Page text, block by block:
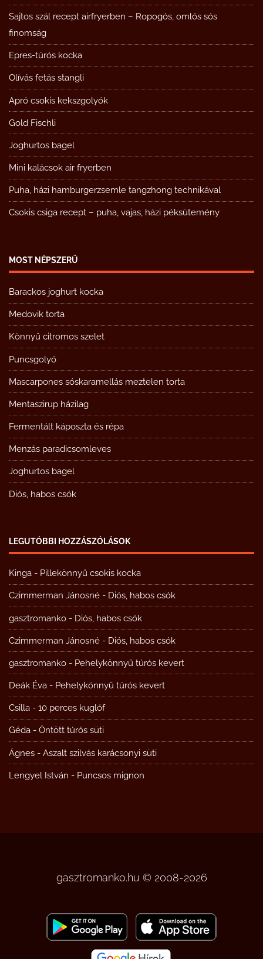
Sajtos szál recept airfryerben – Ropogós, omlós sós
finomság
Epres-túrós kocka
Olívás fetás stangli
Apró csokis kekszgolyók
Gold Fischli
Joghurtos bagel
Mini kalácsok air fryerben
Puha, házi hamburgerzsemle tangzhong technikával
Csokis csiga recept – puha, vajas, házi péksütemény
MOST NÉPSZERŰ
Barackos joghurt kocka
Medovik torta
Könnyű citromos szelet
Puncsgolyó
Mascarpones sóskaramellás meztelen torta
Mentaszirup házilag
Fermentált káposzta és répa
Menzás paradicsomleves
Joghurtos bagel
Diós, habos csók
LEGUTÓBBI HOZZÁSZÓLÁSOK
Kinga - Pillekönnyű csokis kocka
Czimmerman Jánosné - Diós, habos csók
gasztromanko - Diós, habos csók
Czimmerman Jánosné - Diós, habos csók
gasztromanko - Pehelykönnyű túrós kevert
Deák Éva - Pehelykönnyű túrós kevert
Csilla - 10 perces kuglóf
Géda - Öntött túrós süti
Ágnes - Aszalt szilvás karácsonyi süti
Lengyel István - Puncsos mignon
gasztromanko.hu © 2008-2026